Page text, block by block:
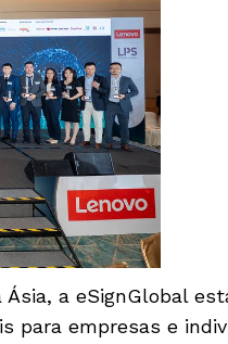
a eSignGlobal
para empresas e